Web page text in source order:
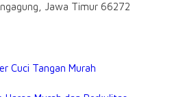
Jawa Timur 66272
Cuci Tangan Murah